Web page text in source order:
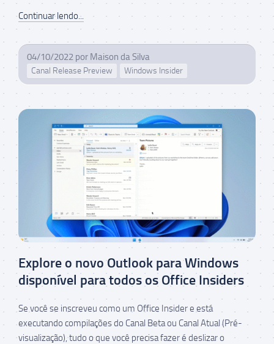
Continuar lendo...
04/10/2022 por Maison da Silva
Canal Release Preview Windows Insider
Explore o novo Outlook para Windows
disponível para todos os Office Insiders
Se você se inscreveu como um Office Insider e está
executando compilações do Canal Beta ou Canal Atual (Pré-
visualização), tudo o que você precisa fazer é deslizar o